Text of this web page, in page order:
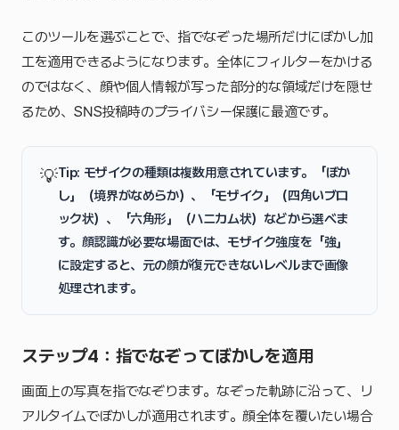
このツールを選ぶことで、指でなぞった場所だけにぼかし加
工を適用できるようになります。全体にフィルターをかける
のではなく、顔や個人情報が写った部分的な領域だけを隠せ
るため、SNS投稿時のプライバシー保護に最適です。
💡Tip: モザイクの種類は複数用意されています。
「ぼか
し」
（境界がなめらか）、 「モザイク」
（四角いブロ
ック状）、
「六角形」
（ハニカム状）などから選べま
す。顔認識が必要な場面では、 モザイク強度を「強」
に設定すると、元の顔が復元できないレベルまで画像
処理されます。
ステップ4：指でなぞってぼかしを適用
画面上の写真を指でなぞります。なぞった軌跡に沿って、リ
アルタイムでぼかしが適用されます。顔全体を覆いたい場合